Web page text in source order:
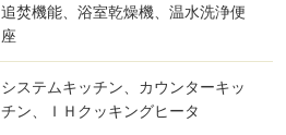
追焚機能、浴室乾燥機、温水洗浄便
座
システムキッチン、カウンターキッ
チン、ＩＨクッキングヒータ